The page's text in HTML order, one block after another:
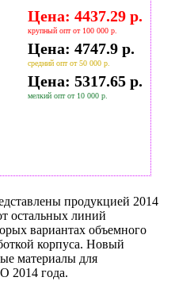
Цена: 4437.29 р.
крупный опт от 100 000 р.
Цена: 4747.9 р.
средний опт от 50 000 р.
Цена: 5317.65 р.
мелкий опт от 10 000 р.
продукцией 2014
остальных линий
вариантах объемного
корпуса. Новый
материалы для
2014 года.